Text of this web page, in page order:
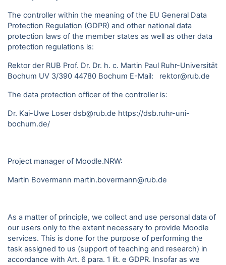
The controller within the meaning of the EU General Data
Protection Regulation (GDPR) and other national data
protection laws of the member states as well as other data
protection regulations is:
Rektor der RUB Prof. Dr. Dr. h. c. Martin Paul Ruhr-Universität
Bochum UV 3/390 44780 Bochum E-Mail: rektor@rub.de
The data protection officer of the controller is:
Dr. Kai-Uwe Loser dsb@rub.de https://dsb.ruhr-uni-
bochum.de/
Project manager of Moodle.NRW:
Martin Bovermann martin.bovermann@rub.de
As a matter of principle, we collect and use personal data of
our users only to the extent necessary to provide Moodle
services. This is done for the purpose of performing the
task assigned to us (support of teaching and research) in
accordance with Art. 6 para. 1 lit. e GDPR. Insofar as we